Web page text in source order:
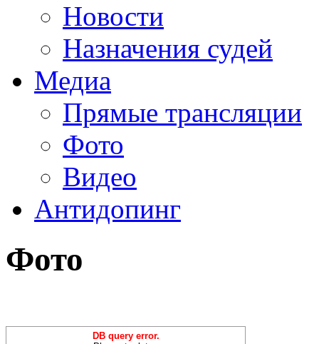
Новости
Назначения судей
Медиа
Прямые трансляции
Фото
Видео
Антидопинг
Фото
DB query error.